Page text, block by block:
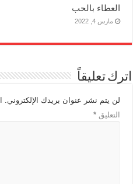
العطاء بالحب
مارس 4, 2022
اترك تعليقاً
لن يتم نشر عنوان بريدك الإلكتروني.
التعليق*